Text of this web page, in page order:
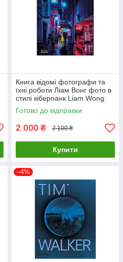
Книга відомі фотографи та
їхні роботи Ліам Вонг фото в
стилі кіберпанк Liam Wong:
TOKYOO (М'яка палітурка)
Готово до відправки
2 000 ₴ 2 100 ₴
Купити
–4%